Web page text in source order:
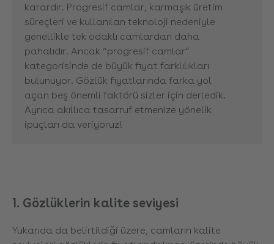
karardır. Progresif camlar, karmaşık üretim
süreçleri ve kullanılan teknoloji nedeniyle
genellikle tek odaklı camlardan daha
pahalıdır. Ancak “progresif camlar”
kategorisinde de büyük fiyat farklılıkları
bulunuyor. Gözlük fiyatlarında farka yol
açan beş önemli faktörü sizler için derledik.
Ayrıca akıllıca tasarruf etmenize yönelik
ipuçları da veriyoruz!
1. Gözlüklerin kalite seviyesi
Yukarıda da belirtildiği üzere, camların kalite